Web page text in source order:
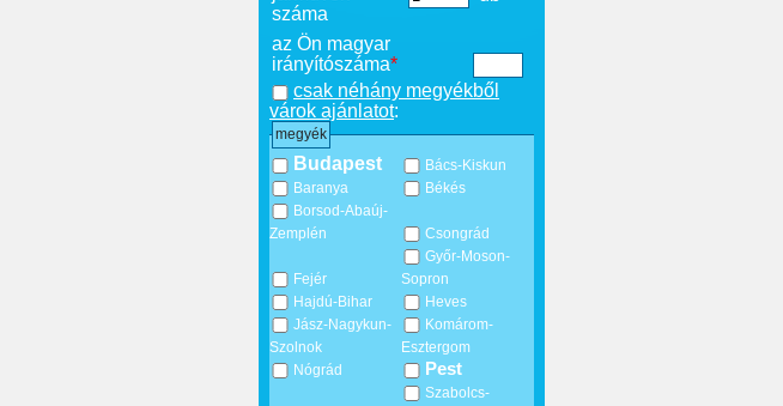
száma
az Ön magyar
irányítószáma*
csak néhány megyékből
várok ajánlatot:
megyék
Budapest
Bács-Kiskun
Baranya
Békés
Borsod-Abaúj-
Zemplén
Csongrád
Fejér
Győr-Moson-
Sopron
Hajdú-Bihar
Heves
Jász-Nagykun-
Szolnok
Komárom-
Esztergom
Nógrád
Pest
Szabolcs-